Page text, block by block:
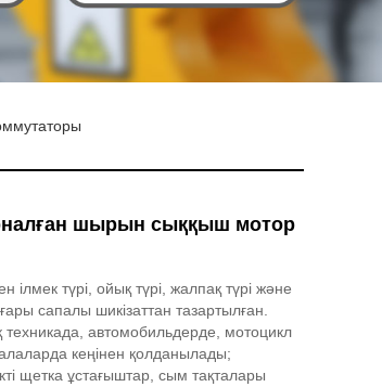
шырын сыққыш мотор
ілмек түрі, ойық түрі, жалпақ түрі және
сапалы шикізаттан тазартылған.
автомобильдерде, мотоцикл
кеңінен қолданылады;
щетка ұстағыштар, сым тақталары